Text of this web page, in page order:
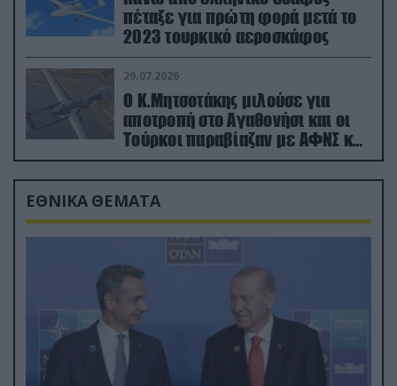
πέταξε για πρώτη φορά μετά το
2023 τουρκικό αεροσκάφος
29.07.2026
Ο Κ.Μητσοτάκης μιλούσε για
αποτροπή στο Αγαθονήσι και οι
Τούρκοι παραβίαζαν με ΑΦΝΣ και
drone
ΕΘΝΙΚΑ ΘΕΜΑΤΑ